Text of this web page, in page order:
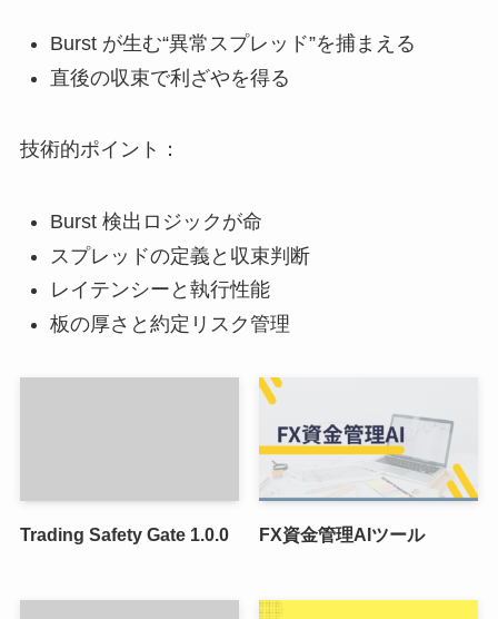
Burst が生む“異常スプレッド”を捕まえる
直後の収束で利ざやを得る
技術的ポイント：
Burst 検出ロジックが命
スプレッドの定義と収束判断
レイテンシーと執行性能
板の厚さと約定リスク管理
Trading Safety Gate 1.0.0 FX資金管理AIツール